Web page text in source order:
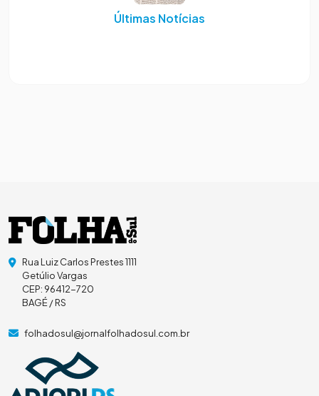
Últimas Notícias
Rua Luiz Carlos Prestes 1111
Getúlio Vargas
CEP: 96412-720
BAGÉ / RS
folhadosul@jornalfolhadosul.com.br